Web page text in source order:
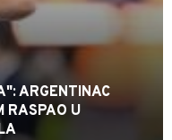
ARGENTINAC
RASPAO U